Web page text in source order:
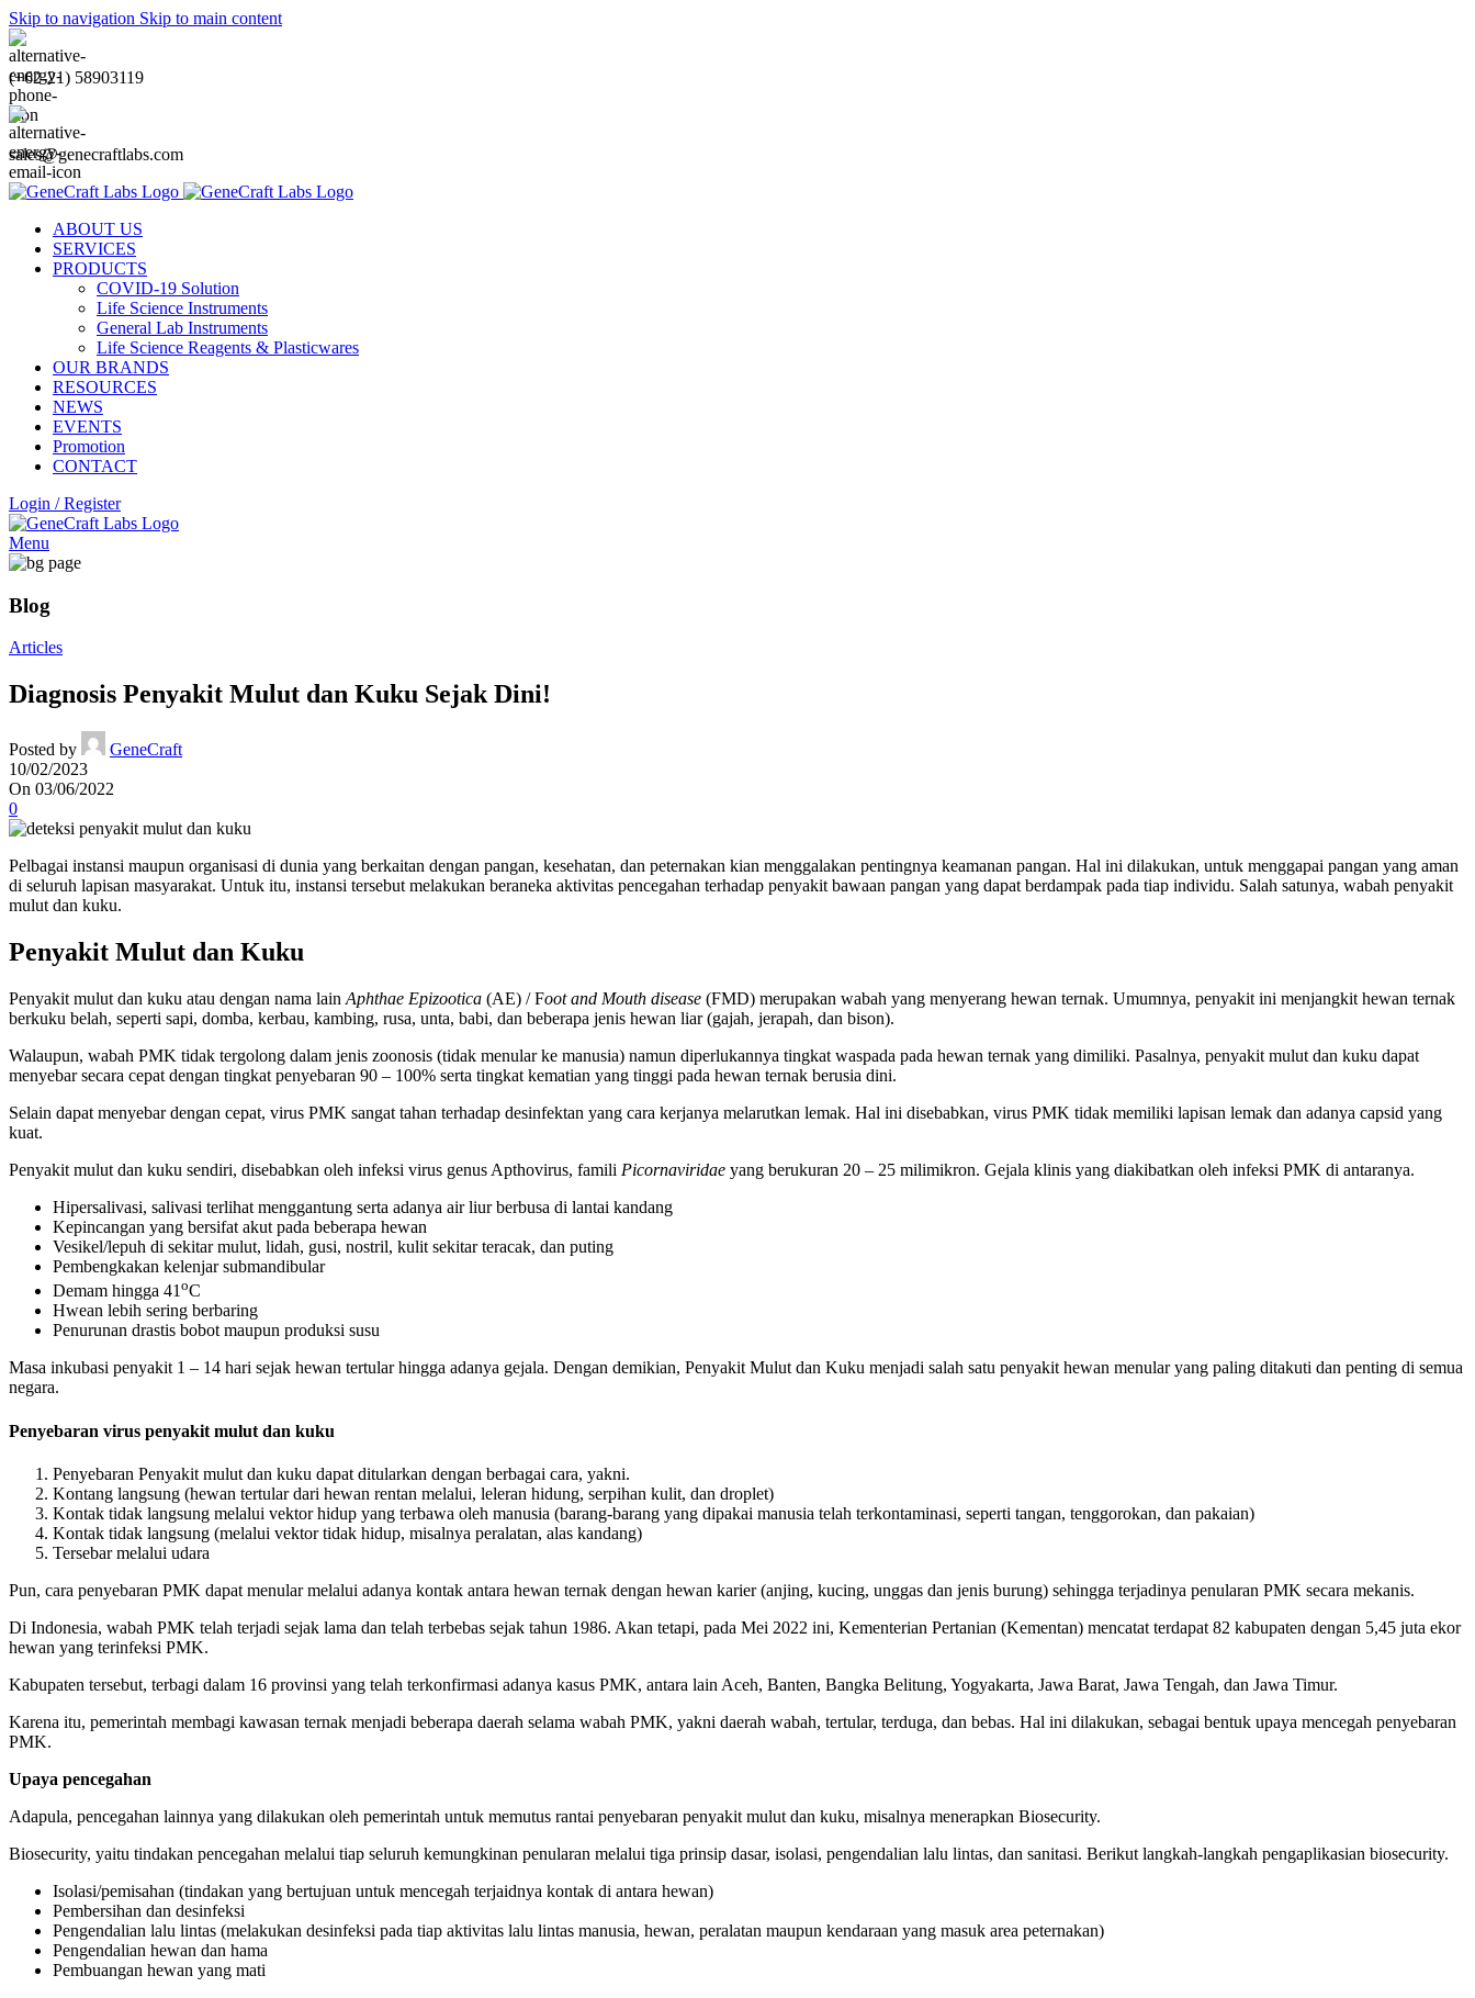
Skip to navigation Skip to main content
(+62-21) 58903119
sales@genecraftlabs.com
ABOUT US
SERVICES
PRODUCTS
COVID-19 Solution
Life Science Instruments
General Lab Instruments
Life Science Reagents & Plasticwares
OUR BRANDS
RESOURCES
NEWS
EVENTS
Promotion
CONTACT
Login / Register
Menu
Blog
Articles
Diagnosis Penyakit Mulut dan Kuku Sejak Dini!
Posted by
GeneCraft
10/02/2023
On 03/06/2022
0
Pelbagai instansi maupun organisasi di dunia yang berkaitan dengan pangan, kesehatan, dan peternakan kian menggalakan pentingnya keamanan pangan. Hal ini dilakukan, untuk menggapai pangan yang aman
di seluruh lapisan masyarakat. Untuk itu, instansi tersebut melakukan beraneka aktivitas pencegahan terhadap penyakit bawaan pangan yang dapat berdampak pada tiap individu. Salah satunya, wabah penyakit
mulut dan kuku.
Penyakit Mulut dan Kuku
Penyakit mulut dan kuku atau dengan nama lain Aphthae Epizootica (AE) / Foot and Mouth disease (FMD) merupakan wabah yang menyerang hewan ternak. Umumnya, penyakit ini menjangkit hewan ternak
berkuku belah, seperti sapi, domba, kerbau, kambing, rusa, unta, babi, dan beberapa jenis hewan liar (gajah, jerapah, dan bison).
Walaupun, wabah PMK tidak tergolong dalam jenis zoonosis (tidak menular ke manusia) namun diperlukannya tingkat waspada pada hewan ternak yang dimiliki. Pasalnya, penyakit mulut dan kuku dapat
menyebar secara cepat dengan tingkat penyebaran 90 – 100% serta tingkat kematian yang tinggi pada hewan ternak berusia dini.
Selain dapat menyebar dengan cepat, virus PMK sangat tahan terhadap desinfektan yang cara kerjanya melarutkan lemak. Hal ini disebabkan, virus PMK tidak memiliki lapisan lemak dan adanya capsid yang
kuat.
Penyakit mulut dan kuku sendiri, disebabkan oleh infeksi virus genus Apthovirus, famili Picornaviridae yang berukuran 20 – 25 milimikron. Gejala klinis yang diakibatkan oleh infeksi PMK di antaranya.
Hipersalivasi, salivasi terlihat menggantung serta adanya air liur berbusa di lantai kandang
Kepincangan yang bersifat akut pada beberapa hewan
Vesikel/lepuh di sekitar mulut, lidah, gusi, nostril, kulit sekitar teracak, dan puting
Pembengkakan kelenjar submandibular
Demam hingga 41 oC
Hwean lebih sering berbaring
Penurunan drastis bobot maupun produksi susu
Masa inkubasi penyakit 1 – 14 hari sejak hewan tertular hingga adanya gejala. Dengan demikian, Penyakit Mulut dan Kuku menjadi salah satu penyakit hewan menular yang paling ditakuti dan penting di semua
negara.
Penyebaran virus penyakit mulut dan kuku
Penyebaran Penyakit mulut dan kuku dapat ditularkan dengan berbagai cara, yakni.
Kontang langsung (hewan tertular dari hewan rentan melalui, leleran hidung, serpihan kulit, dan droplet)
Kontak tidak langsung melalui vektor hidup yang terbawa oleh manusia (barang-barang yang dipakai manusia telah terkontaminasi, seperti tangan, tenggorokan, dan pakaian)
Kontak tidak langsung (melalui vektor tidak hidup, misalnya peralatan, alas kandang)
Tersebar melalui udara
Pun, cara penyebaran PMK dapat menular melalui adanya kontak antara hewan ternak dengan hewan karier (anjing, kucing, unggas dan jenis burung) sehingga terjadinya penularan PMK secara mekanis.
Di Indonesia, wabah PMK telah terjadi sejak lama dan telah terbebas sejak tahun 1986. Akan tetapi, pada Mei 2022 ini, Kementerian Pertanian (Kementan) mencatat terdapat 82 kabupaten dengan 5,45 juta ekor
hewan yang terinfeksi PMK.
Kabupaten tersebut, terbagi dalam 16 provinsi yang telah terkonfirmasi adanya kasus PMK, antara lain Aceh, Banten, Bangka Belitung, Yogyakarta, Jawa Barat, Jawa Tengah, dan Jawa Timur.
Karena itu, pemerintah membagi kawasan ternak menjadi beberapa daerah selama wabah PMK, yakni daerah wabah, tertular, terduga, dan bebas. Hal ini dilakukan, sebagai bentuk upaya mencegah penyebaran
PMK.
Upaya pencegahan
Adapula, pencegahan lainnya yang dilakukan oleh pemerintah untuk memutus rantai penyebaran penyakit mulut dan kuku, misalnya menerapkan Biosecurity.
Biosecurity, yaitu tindakan pencegahan melalui tiap seluruh kemungkinan penularan melalui tiga prinsip dasar, isolasi, pengendalian lalu lintas, dan sanitasi. Berikut langkah-langkah pengaplikasian biosecurity.
Isolasi/pemisahan (tindakan yang bertujuan untuk mencegah terjaidnya kontak di antara hewan)
Pembersihan dan desinfeksi
Pengendalian lalu lintas (melakukan desinfeksi pada tiap aktivitas lalu lintas manusia, hewan, peralatan maupun kendaraan yang masuk area peternakan)
Pengendalian hewan dan hama
Pembuangan hewan yang mati